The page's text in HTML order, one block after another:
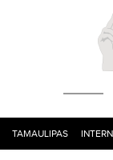
TAMAULIPAS